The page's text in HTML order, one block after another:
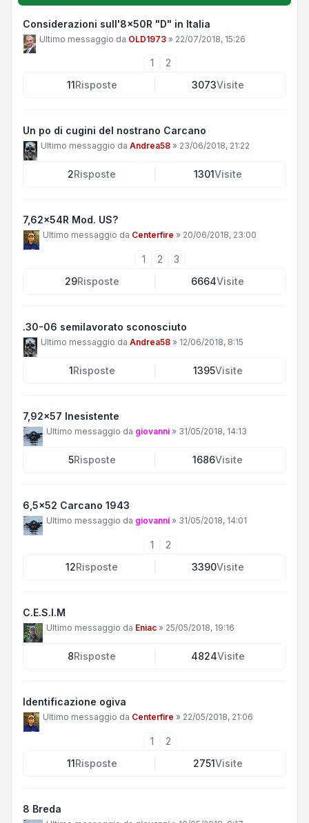
Considerazioni sull'8x50R "D" in Italia
Ultimo messaggio da OLD1973 » 22/07/2018, 15:26
1
2
11Risposte 3073Visite
Un po di cugini del nostrano Carcano
Ultimo messaggio da Andrea58 » 23/06/2018, 21:22
2Risposte 1301Visite
7,62x54R Mod. US?
Ultimo messaggio da Centerfire » 20/06/2018, 23:00
1 2
3
29Risposte 6664Visite
.30-06 semilavorato sconosciuto
Ultimo messaggio da Andrea58 » 12/06/2018, 8:15
1Risposte 1395Visite
7,92x57 Inesistente
Ultimo messaggio da giovanni » 31/05/2018, 14:13
5Risposte 1686Visite
6,5x52 Carcano 1943
Ultimo messaggio da giovanni » 31/05/2018, 14:01
1
2
12Risposte 3390Visite
C.E.S.I.M
Ultimo messaggio da Eniac » 25/05/2018, 19:16
8Risposte 4824Visite
Identificazione ogiva
Ultimo messaggio da Centerfire » 22/05/2018, 21:06
1
2
11Risposte 2751Visite
8 Breda